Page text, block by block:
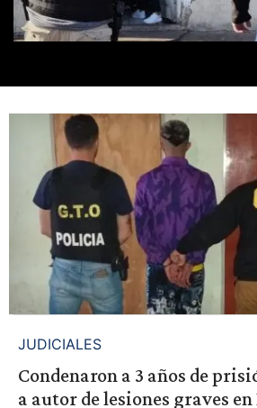
JUDICIALES
Condenaron a 3 años de
a autor de lesiones graves